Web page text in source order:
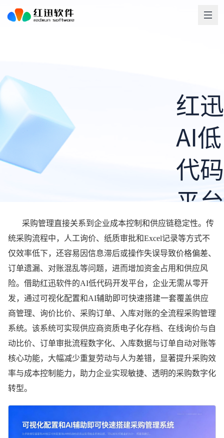
红迅
AI低
代码
平台
赋能
企业
供应
链数
字
采购管理直接关系到企业成本控制和供应链稳定性。传
统采购流程中，人工询价、纸质审批和Excel记录等方式不
仅效率低下，还容易因信息滞后或操作失误导致价格偏差、
订单遗漏、对账混乱等问题，进而增加资金占用和供应风
险。借助红迅软件的AI低代码开发平台，企业无需从零开
发，通过可视化配置和AI辅助即可快速搭建一套覆盖供应
商管理、询价比价、采购订单、入库对账的全流程采购管理
系统。该系统可实现供应商资质电子化存档、在线询价与自
动比价、订单审批流程数字化、入库数据与订单自动对账等
核心功能，大幅减少重复劳动与人为差错，显著提升采购效
率与成本控制能力，助力企业实现敏捷、透明的采购数字化
转型。